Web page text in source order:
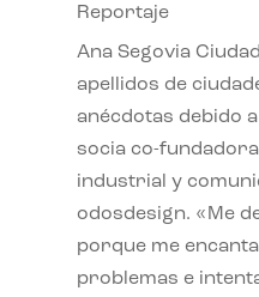
Reportaje
Ana Segovia
apellidos de
anécdotas debido
socia co-
industrial y
odosdesign. «Me
porque me
problemas e